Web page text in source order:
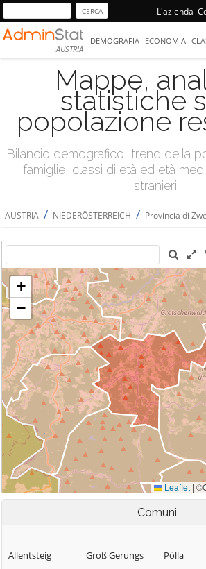
L'azienda
AUSTRIA
DEMOGRAFIA ECONOMIA
Mappe,
statistiche
popolazione
Bilancio demografico, trend della
famiglie, classi di età ed età
stranieri
AUSTRIA / NIEDERÖSTERREICH / Provincia di
Comuni
Allentsteig
Groß Gerungs
Pölla